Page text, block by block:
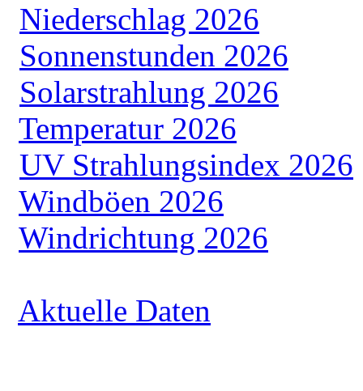
Niederschlag 2026
Sonnenstunden 2026
Solarstrahlung 2026
Temperatur 2026
UV Strahlungsindex 2026
Windböen 2026
Windrichtung 2026
Aktuelle Daten